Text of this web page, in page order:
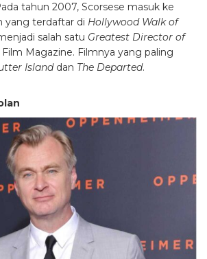
tahun 2007, Scorsese masuk ke
yang terdaftar di Hollywood Walk of
salah satu Greatest Director of
Film Magazine. Filmnya yang paling
Island dan The Departed.